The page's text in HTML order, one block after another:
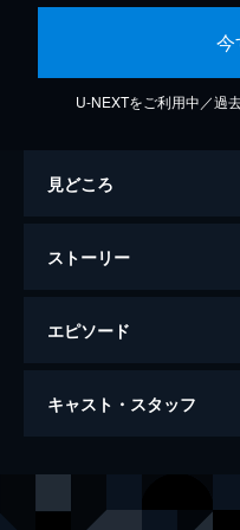
今
U-NEXTをご利用中／過
見どころ
ストーリー
エピソード
ロイヤル・セブンティーン
キャスト・スタッフ